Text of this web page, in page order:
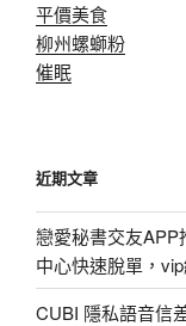
平價美食
柳州螺螄粉
催眠
近期文章
戀愛秘書交友APP
中心快速脫單，
CUBI 隱私語音信